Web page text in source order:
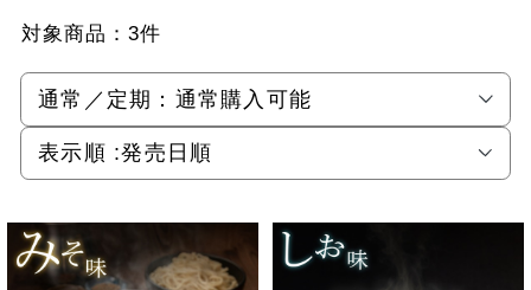
対象商品： 3件
通常／定期： 通常購入可能
表示順 :発売日順